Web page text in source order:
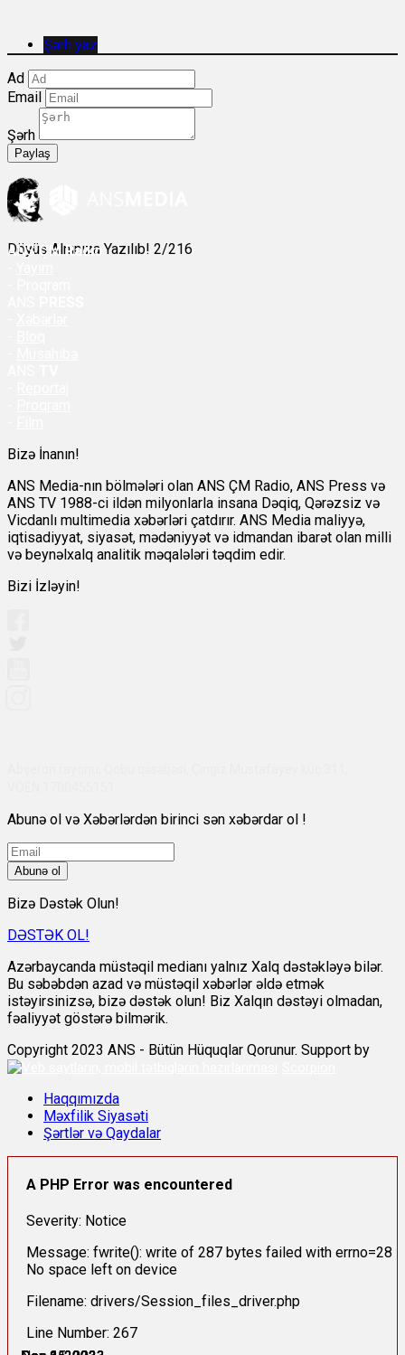
Şərh yaz
Ad
Email
Şərh
Paylaş
Döyüş Alnınıza Yazılıb! 2/216
ANSÇM Radio
Bizə İnanın!
ANS Media-nın bölmələri olan ANS ÇM Radio, ANS Press və
ANS TV 1988-ci ildən milyonlarla insana Dəqiq, Qərəzsiz və
Vicdanlı multimedia xəbərləri çatdırır. ANS Media maliyyə,
iqtisadiyyat, siyasət, mədəniyyət və idmandan ibarət olan milli
və beynəlxalq analitik məqalələri təqdim edir.
Bizi İzləyin!
Abunə ol və Xəbərlərdən birinci sən xəbərdar ol !
Abunə ol
Bizə Dəstək Olun!
DƏSTƏK OL!
Azərbaycanda müstəqil medianı yalnız Xalq dəstəkləyə bilər.
Bu səbəbdən azad və müstəqil xəbərlər əldə etmək
istəyirsinizsə, bizə dəstək olun! Biz Xalqın dəstəyi olmadan,
fəaliyyət göstərə bilmərik.
Copyright 2023 ANS - Bütün Hüquqlar Qorunur. Support by
Haqqımızda
Məxfilik Siyasəti
Şərtlər və Qaydalar
A PHP Error was encountered
Severity: Notice
Message: fwrite(): write of 287 bytes failed with errno=28
No space left on device
Filename: drivers/Session_files_driver.php
Line Number: 267